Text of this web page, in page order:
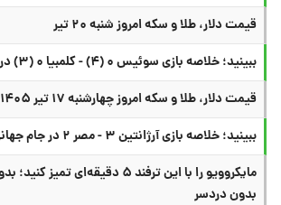
قیمت دلار، طلا و سکه امروز شنبه ۲۰ تیر
ببینید؛ خلاصه بازی سوئیس ۰ (۴) - کلمبیا ۰ (۳) در جام جهانی
قیمت دلار، طلا و سکه امروز چهارشنبه ۱۷ تیر ۱۴۰۵
ببینید؛ خلاصه بازی آرژانتین ۳ - مصر ۲ در جام جهانی
مایکروویو را با این ترفند ۵
بدون دردسر